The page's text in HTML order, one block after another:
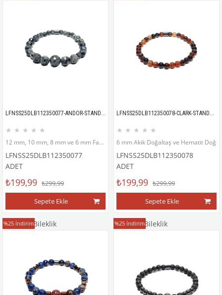
LFNSS25DLB112350077-ANDOR-STANDART
★ ★ ★ ★ ★
12 mm, 10 mm, 8 mm ve 6 mm Faset Kesim Ceyt Doğaltaş ve Hematit Doğaltaş Bileklik
LFNSS25DLB112350077
ADET
₺199,99 ₺299,99
Sepete Ekle
LFNSS25DLB112350078-CLARK-STANDART
★ ★ ★ ★ ★
6 mm Akik Doğaltaş ve Hematit
LFNSS25DLB112350078
ADET
₺199,99 ₺299,99
Sepete Ekle
Doğaltaş Bileklik
%25 İndirim Doğaltaş Bileklik
%25 İndirim